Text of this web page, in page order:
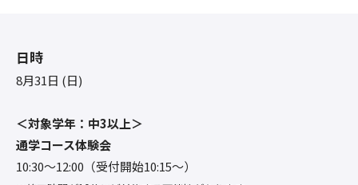
日時
8月31日 (日)
＜対象学年：中3以上＞
通学コース体験会
10:30〜12:00（受付開始10:15～）